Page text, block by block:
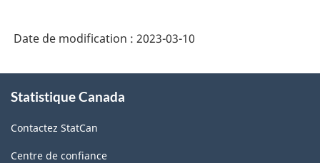
sur
la
victime
Date de modification : 2023-03-10
propos
ce
site
Statistique Canada
Contactez StatCan
Centre de confiance